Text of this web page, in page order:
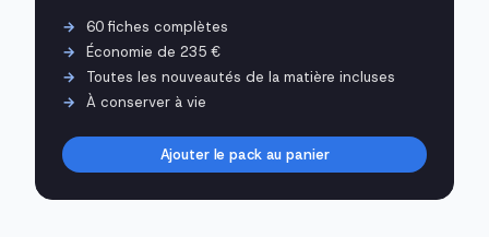
60 fiches complètes
Économie de 235 €
Toutes les nouveautés de la matière incluses
À conserver à vie
Ajouter le pack au panier